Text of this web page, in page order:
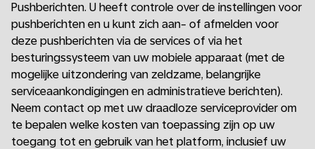
Pushberichten. U heeft controle over de instellingen voor
pushberichten en u kunt zich aan- of afmelden voor
deze pushberichten via de services of via het
besturingssysteem van uw mobiele apparaat (met de
mogelijke uitzondering van zeldzame, belangrijke
serviceaankondigingen en administratieve berichten).
Neem contact op met uw draadloze serviceprovider om
te bepalen welke kosten van toepassing zijn op uw
toegang tot en gebruik van het platform, inclusief uw